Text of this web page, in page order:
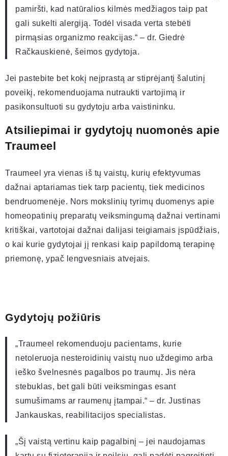
pamiršti, kad natūralios kilmės medžiagos taip pat
gali sukelti alergiją. Todėl visada verta stebėti
pirmąsias organizmo reakcijas.“ – dr. Giedrė
Račkauskienė, šeimos gydytoja.
Jei pastebite bet kokį neįprastą ar stiprėjantį šalutinį
poveikį, rekomenduojama nutraukti vartojimą ir
pasikonsultuoti su gydytoju arba vaistininku.
Atsiliepimai ir gydytojų nuomonės apie
Traumeel
Traumeel yra vienas iš tų vaistų, kurių efektyvumas
dažnai aptariamas tiek tarp pacientų, tiek medicinos
bendruomenėje. Nors mokslinių tyrimų duomenys apie
homeopatinių preparatų veiksmingumą dažnai vertinami
kritiškai, vartotojai dažnai dalijasi teigiamais įspūdžiais,
o kai kurie gydytojai jį renkasi kaip papildomą terapinę
priemonę, ypač lengvesniais atvejais.
Gydytojų požiūris
„Traumeel rekomenduoju pacientams, kurie
netoleruoja nesteroidinių vaistų nuo uždegimo arba
ieško švelnesnės pagalbos po traumų. Jis nėra
stebuklas, bet gali būti veiksmingas esant
sumušimams ar raumenų įtampai.“ – dr. Justinas
Jankauskas, reabilitacijos specialistas.
„Šį vaistą vertinu kaip pagalbinį – jei naudojamas